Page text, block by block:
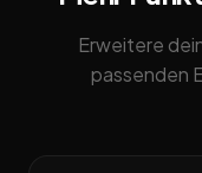
Erweitere
passenden